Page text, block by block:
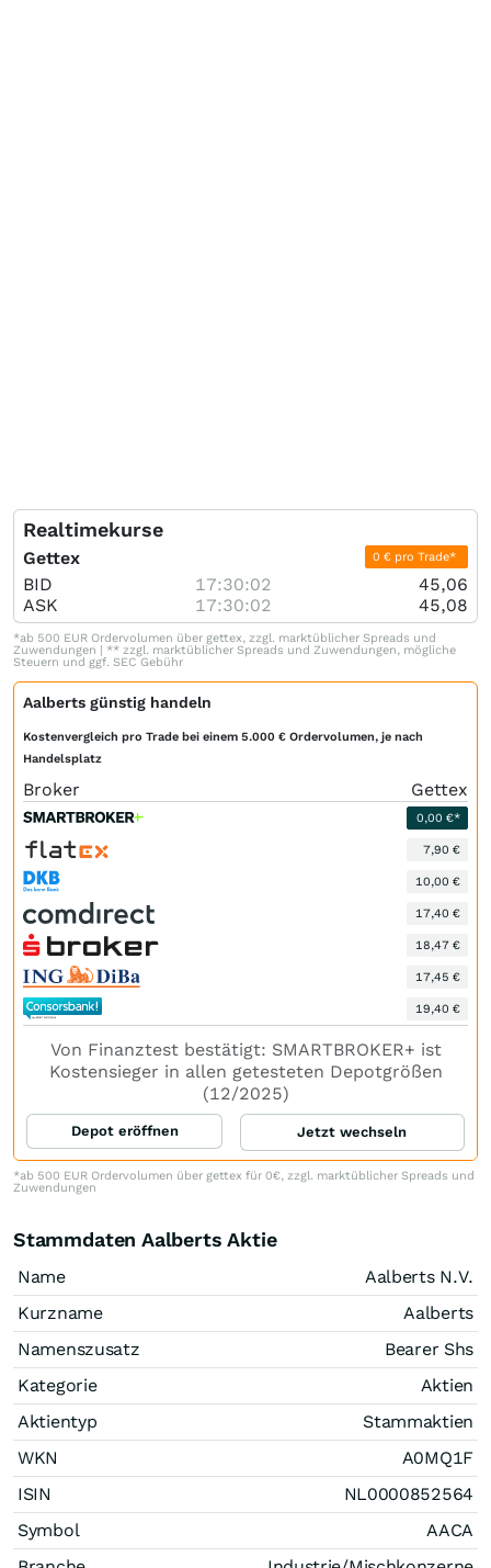
Realtimekurse
Gettex 0 € pro Trade*
BID 17:30:02
45,06
ASK
17:30:02 45,08
*ab 500 EUR Ordervolumen über gettex, zzgl. marktüblicher Spreads und
Zuwendungen | ** zzgl. marktüblicher Spreads und Zuwendungen, mögliche
Steuern und ggf. SEC Gebühr
Aalberts günstig handeln
Kostenvergleich pro Trade bei einem 5.000 € Ordervolumen, je nach
Handelsplatz
Broker Gettex
0,00 €*
7,90 €
10,00 €
17,40 €
18,47 €
17,45 €
19,40 €
Von Finanztest bestätigt: SMARTBROKER+ ist
Kostensieger in allen getesteten Depotgrößen
(12/2025)
Depot eröffnen Jetzt wechseln
*ab 500 EUR Ordervolumen über gettex für 0€, zzgl. marktüblicher Spreads und
Zuwendungen
Stammdaten Aalberts Aktie
Name
Aalberts N.V.
Kurzname
Aalberts
Namenszusatz
Bearer Shs
Kategorie
Aktien
Aktientyp
Stammaktien
WKN
A0MQ1F
ISIN
NL0000852564
Symbol
AACA